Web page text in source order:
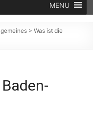
MENU
>Was ist die